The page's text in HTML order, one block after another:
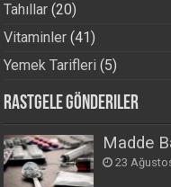
Tahıllar (20)
Vitaminler (41)
Yemek Tarifleri (5)
Rastgele Gönderiler
Madde
23